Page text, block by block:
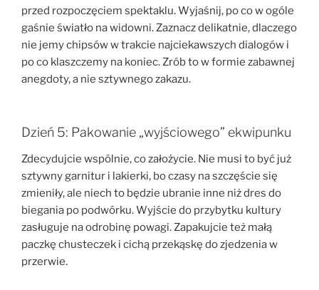
przed rozpoczęciem spektaklu. Wyjaśnij, po co w ogóle
gaśnie światło na widowni. Zaznacz delikatnie, dlaczego
nie jemy chipsów w trakcie najciekawszych dialogów i
po co klaszczemy na koniec. Zrób to w formie zabawnej
anegdoty, a nie sztywnego zakazu.
Dzień 5: Pakowanie „wyjściowego” ekwipunku
Zdecydujcie wspólnie, co założycie. Nie musi to być już
sztywny garnitur i lakierki, bo czasy na szczęście się
zmieniły, ale niech to będzie ubranie inne niż dres do
biegania po podwórku. Wyjście do przybytku kultury
zasługuje na odrobinę powagi. Zapakujcie też małą
paczkę chusteczek i cichą przekąskę do zjedzenia w
przerwie.